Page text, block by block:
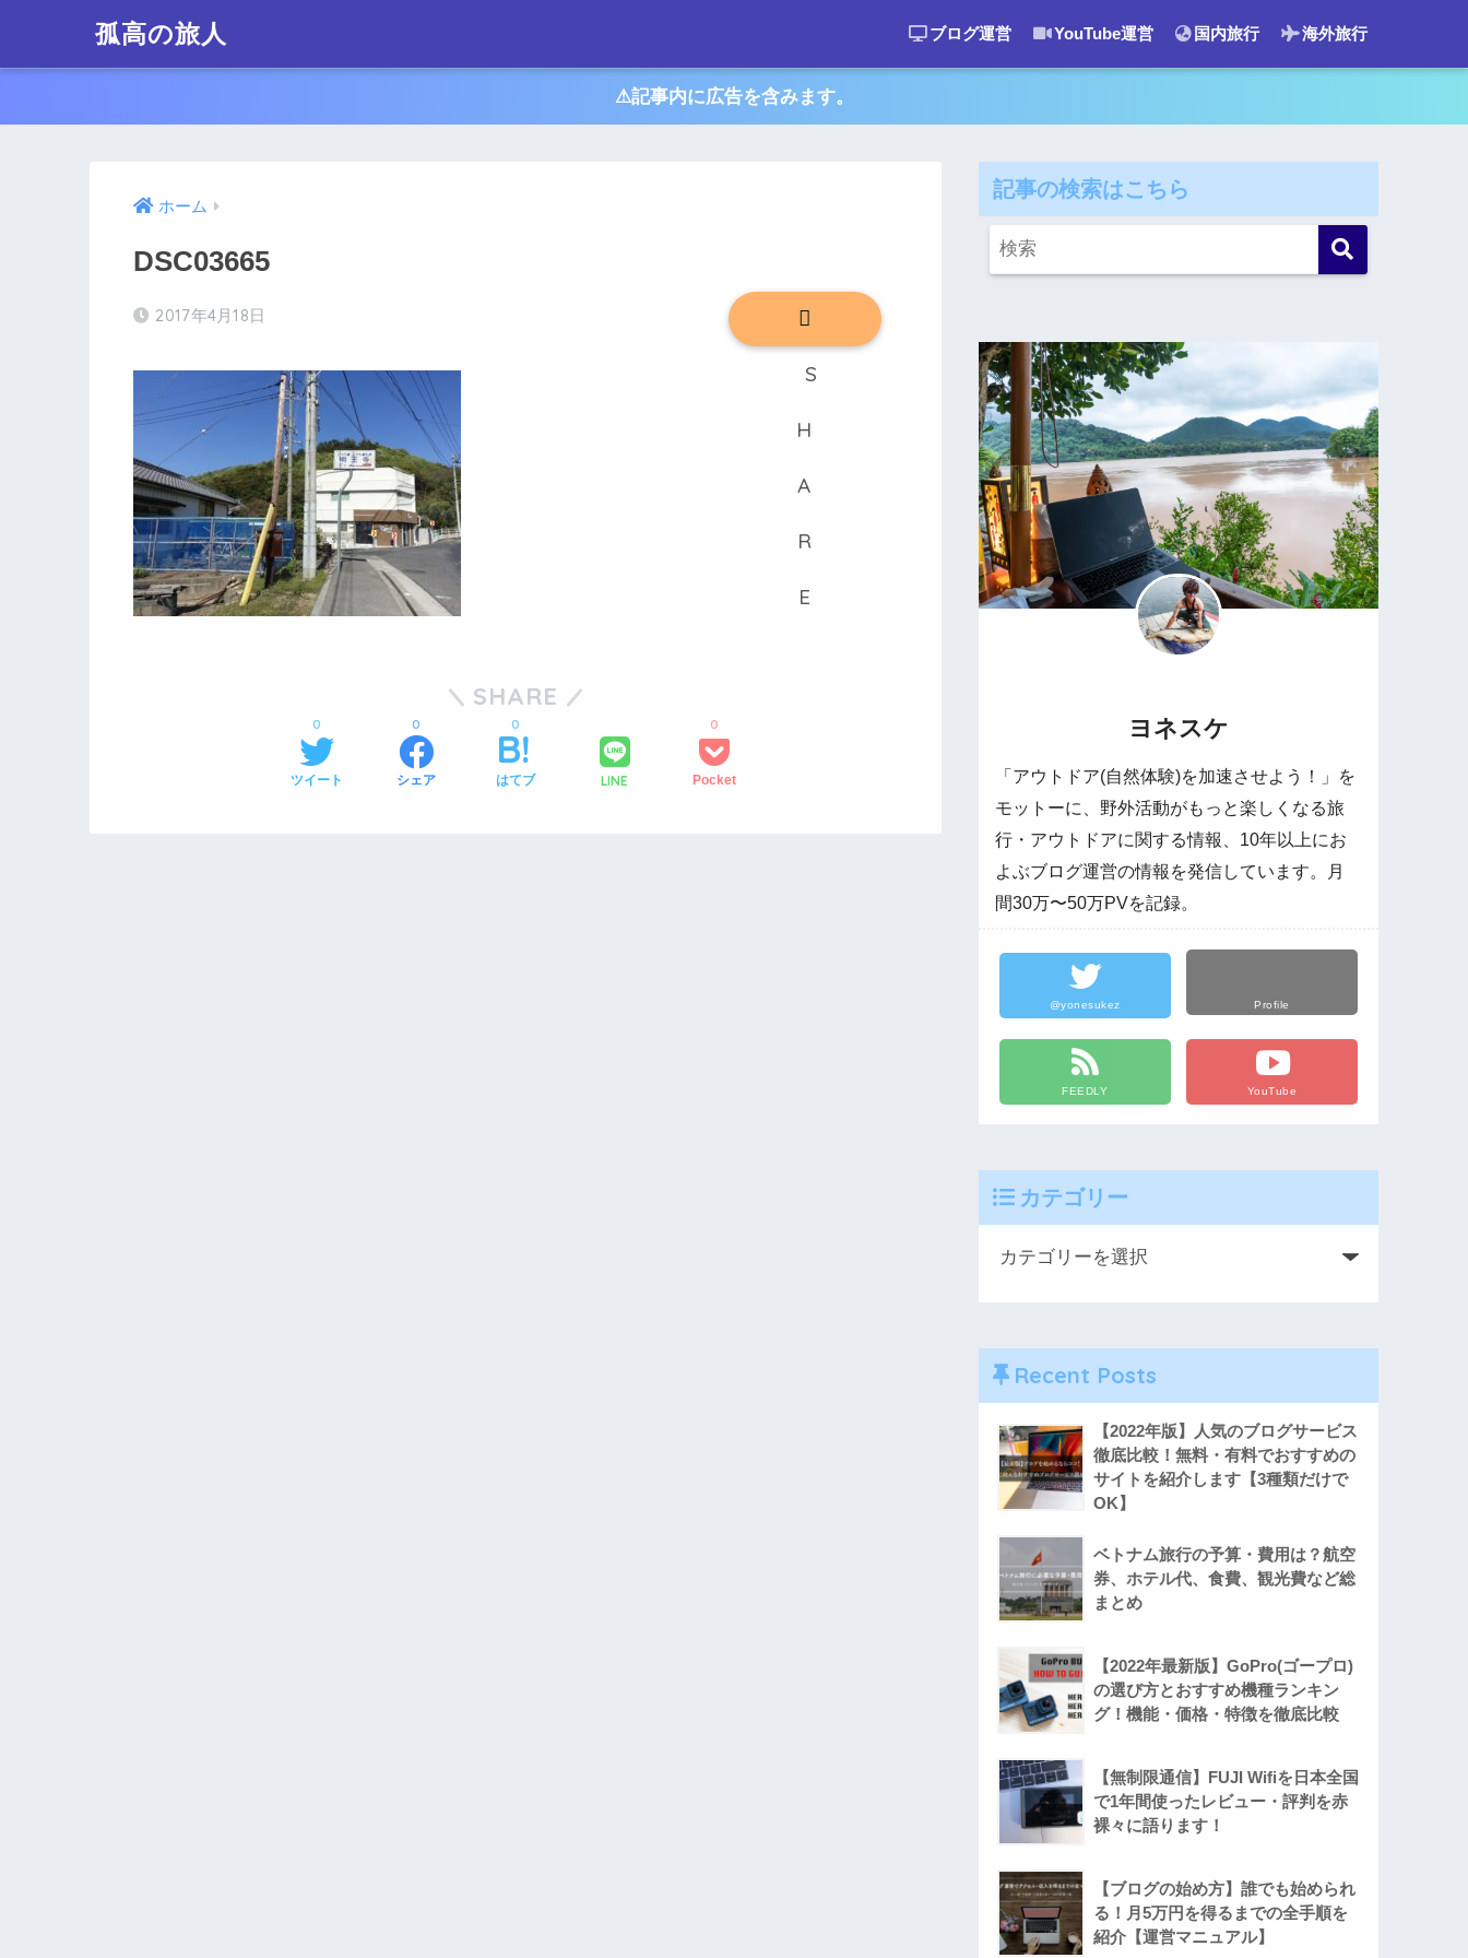
孤高の旅人 ブログ運営 YouTube運営 国内旅行 海外旅行
⚠︎記事内に広告を含みます。
ホーム
DSC03665
2017年4月18日
SHARE
ツイート
0
シェア
0
はてブ
0
LINE Pocket
0
記事の検索はこちら
ヨネスケ
「アウトドア(自然体験)を加速させよう！」を
モットーに、野外活動がもっと楽しくなる旅
行・アウトドアに関する情報、10年以上にお
よぶブログ運営の情報を発信しています。月
間30万〜50万PVを記録。
@yonesukez Profile
FEEDLY YouTube
カテゴリー
Recent Posts
【2022年版】人気のブログサービス
徹底比較！無料・有料でおすすめの
サイトを紹介します【3種類だけで
OK】
ベトナム旅行の予算・費用は？航空
券、ホテル代、食費、観光費など総
まとめ
【2022年最新版】GoPro(ゴープロ)
の選び方とおすすめ機種ランキン
グ！機能・価格・特徴を徹底比較
【無制限通信】FUJI Wifiを日本全国
で1年間使ったレビュー・評判を赤
裸々に語ります！
【ブログの始め方】誰でも始められ
る！月5万円を得るまでの全手順を
紹介【運営マニュアル】